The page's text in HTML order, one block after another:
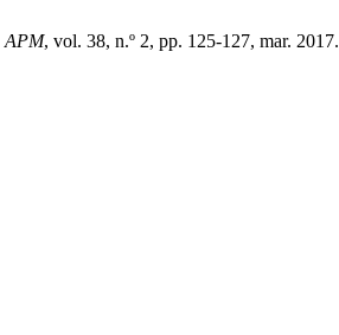
APM, vol. 38, n.º 2, pp. 125-127, mar. 2017.